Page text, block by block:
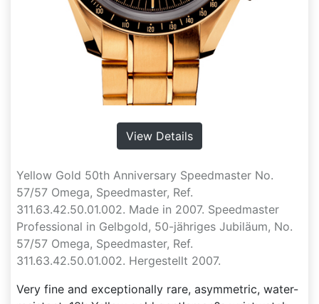
View Details
Yellow Gold 50th Anniversary Speedmaster No.
57/57 Omega, Speedmaster, Ref.
311.63.42.50.01.002. Made in 2007. Speedmaster
Professional in Gelbgold, 50-jähriges Jubiläum, No.
57/57 Omega, Speedmaster, Ref.
311.63.42.50.01.002. Hergestellt 2007.
Very fine and exceptionally rare, asymmetric, water-